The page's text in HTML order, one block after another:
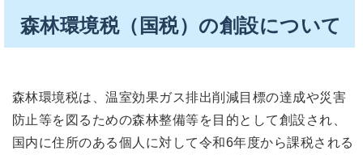
森林環境税（国税）の創設について
森林環境税は、温室効果ガス排出削減目標の達成や災害
防止等を図るための森林整備等を目的として創設され、
国内に住所のある個人に対して令和6年度から課税される